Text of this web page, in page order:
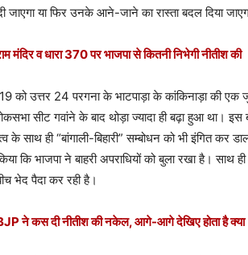
जाएगा या फिर उनके आने-जाने का रास्ता बदल दिया
मंदिर व धारा 370 पर भाजपा से कितनी निभेगी नीतीश की
को उत्तर 24 परगना के भाटपाड़ा के कांकिनाड़ा की एक
सीट गवांने के बाद थोड़ा ज्यादा ही बढ़ा हुआ था। इस
के साथ ही “बांगाली-बिहारी” सम्बोधन को भी
कि भाजपा ने बाहरी अपराधियों को बुला रखा है। साथ
भेद पैदा कर रही है।
ने कस दी नीतीश की नकेल, आगे-आगे देखिए होता है क्या